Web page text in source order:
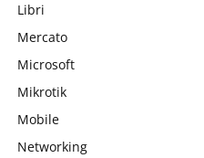
Libri
Mercato
Microsoft
Mikrotik
Mobile
Networking